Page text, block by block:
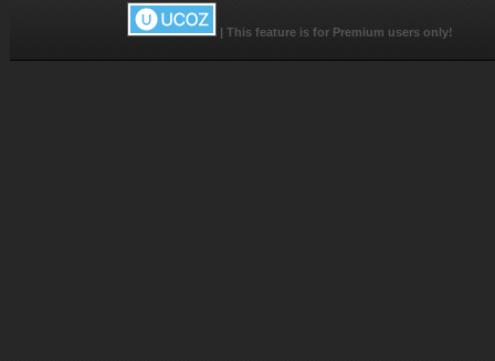
| This feature is for Premium users only!